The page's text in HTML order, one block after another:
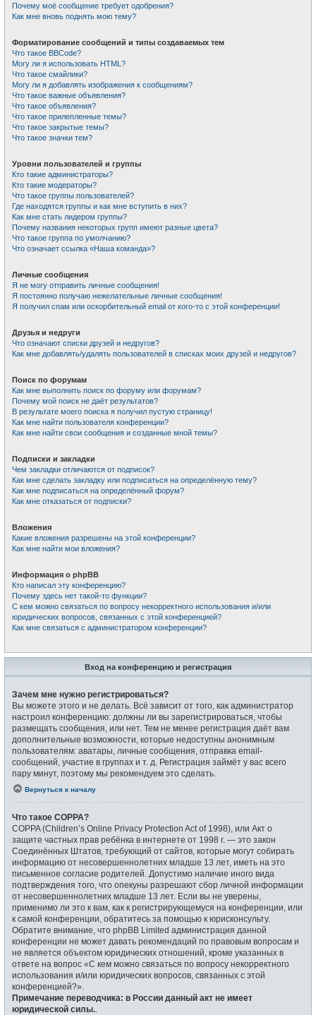
Почему моё сообщение требует одобрения?
Как мне вновь поднять мою тему?
Форматирование сообщений и типы создаваемых тем
Что такое BBCode?
Могу ли я использовать HTML?
Что такое смайлики?
Могу ли я добавлять изображения к сообщениям?
Что такое важные объявления?
Что такое объявления?
Что такое прилепленные темы?
Что такое закрытые темы?
Что такое значки тем?
Уровни пользователей и группы
Кто такие администраторы?
Кто такие модераторы?
Что такое группы пользователей?
Где находятся группы и как мне вступить в них?
Как мне стать лидером группы?
Почему названия некоторых групп имеют разные цвета?
Что такое группа по умолчанию?
Что означает ссылка «Наша команда»?
Личные сообщения
Я не могу отправить личные сообщения!
Я постоянно получаю нежелательные личные сообщения!
Я получил спам или оскорбительный email от кого-то с этой конференции!
Друзья и недруги
Что означают списки друзей и недругов?
Как мне добавлять/удалять пользователей в списках моих друзей и недругов?
Поиск по форумам
Как мне выполнить поиск по форуму или форумам?
Почему мой поиск не даёт результатов?
В результате моего поиска я получил пустую страницу!
Как мне найти пользователя конференции?
Как мне найти свои сообщения и созданные мной темы?
Подписки и закладки
Чем закладки отличаются от подписок?
Как мне сделать закладку или подписаться на определённую тему?
Как мне подписаться на определённый форум?
Как мне отказаться от подписки?
Вложения
Какие вложения разрешены на этой конференции?
Как мне найти мои вложения?
Информация о phpBB
Кто написал эту конференцию?
Почему здесь нет такой-то функции?
С кем можно связаться по вопросу некорректного использования и/или
юридических вопросов, связанных с этой конференцией?
Как мне связаться с администратором конференции?
Вход на конференцию и регистрация
Зачем мне нужно регистрироваться?
Вы можете этого и не делать. Всё зависит от того, как администратор
настроил конференцию: должны ли вы зарегистрироваться, чтобы
размещать сообщения, или нет. Тем не менее регистрация даёт вам
дополнительные возможности, которые недоступны анонимным
пользователям: аватары, личные сообщения, отправка email-
сообщений, участие в группах и т. д. Регистрация займёт у вас всего
пару минут, поэтому мы рекомендуем это сделать.
Вернуться к началу
Что такое COPPA?
COPPA (Children’s Online Privacy Protection Act of 1998), или Акт о
защите частных прав ребёнка в интернете от 1998 г. — это закон
Соединённых Штатов, требующий от сайтов, которые могут собирать
информацию от несовершеннолетних младше 13 лет, иметь на это
письменное согласие родителей. Допустимо наличие иного вида
подтверждения того, что опекуны разрешают сбор личной информации
от несовершеннолетних младше 13 лет. Если вы не уверены,
применимо ли это к вам, как к регистрирующемуся на конференции, или
к самой конференции, обратитесь за помощью к юрисконсульту.
Обратите внимание, что phpBB Limited администрация данной
конференции не может давать рекомендаций по правовым вопросам и
не является объектом юридических отношений, кроме указанных в
ответе на вопрос «С кем можно связаться по вопросу некорректного
использования и/или юридических вопросов, связанных с этой
конференцией?».
Примечание переводчика: в России данный акт не имеет
юридической силы.